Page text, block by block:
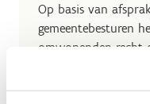
Op basis van
gemeentebesturen
omwonenden recht
Als inwoner